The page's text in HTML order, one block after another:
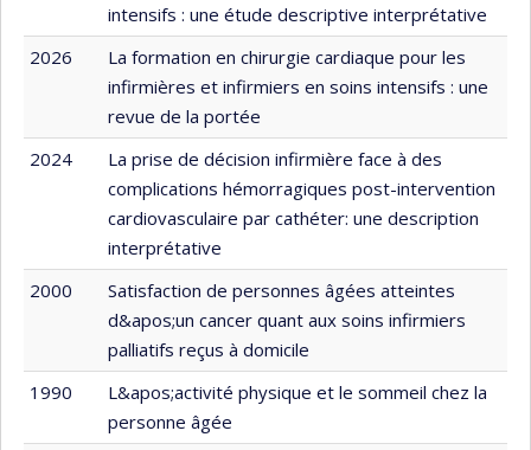
intensifs : une étude descriptive interprétative
2026
La formation en chirurgie cardiaque pour les
infirmières et infirmiers en soins intensifs : une
revue de la portée
2024
La prise de décision infirmière face à des
complications hémorragiques post-intervention
cardiovasculaire par cathéter: une description
interprétative
2000
Satisfaction de personnes âgées atteintes
d&apos;un cancer quant aux soins infirmiers
palliatifs reçus à domicile
1990
L&apos;activité physique et le sommeil chez la
personne âgée